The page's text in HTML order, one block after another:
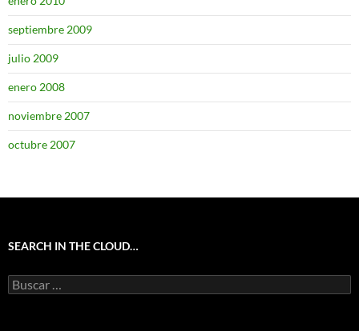
septiembre 2009
julio 2009
enero 2008
noviembre 2007
octubre 2007
SEARCH IN THE CLOUD…
Buscar: